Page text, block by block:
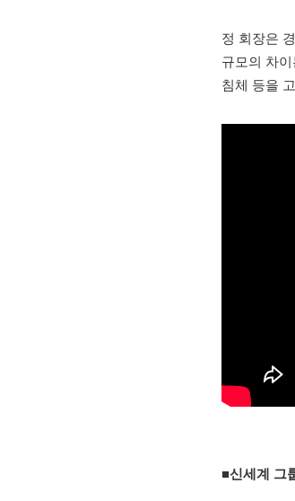
정 회장은
규모의 차
침체 등을
■신세계 그